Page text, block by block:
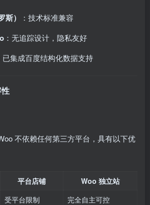
斯） ：技术标准兼容
：无追踪设计，隐私友好
已集成百度结构化数据支持
不依赖任何第三方平台，具有以下优
平台店铺
Woo 独立站
受平台限制
完全自主可控